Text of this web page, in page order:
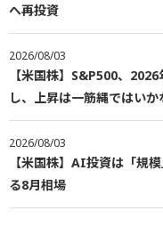
へ再投資
2026/08/03
【米国株】S&P500、
し、上昇は一筋縄ではいか
2026/08/03
【米国株】AI投資は「規
る8月相場